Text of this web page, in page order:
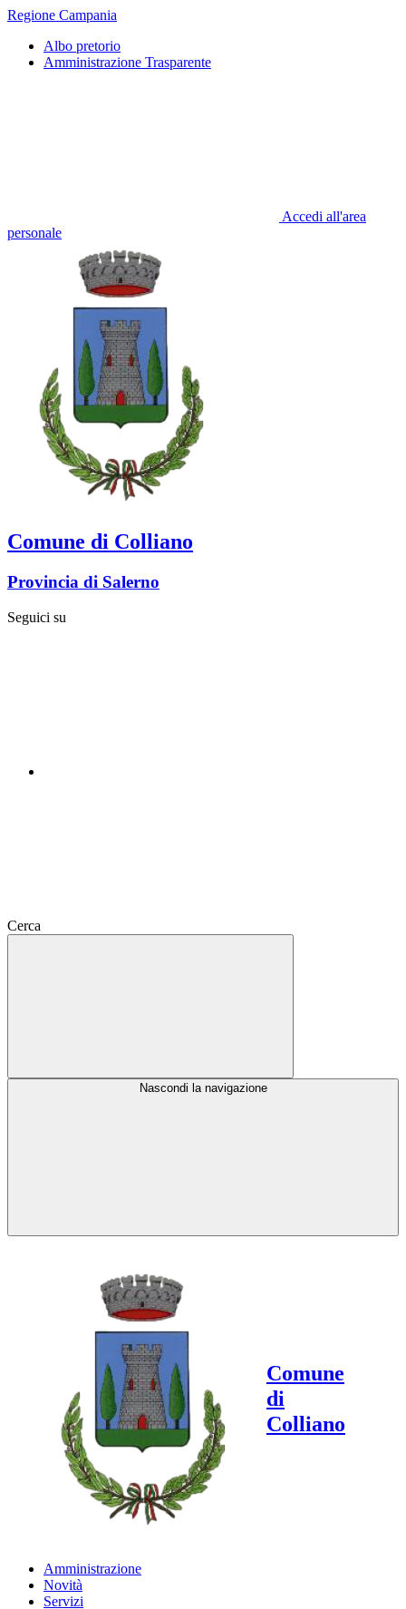
Regione Campania
Albo pretorio
Amministrazione Trasparente
Accedi all'area
personale
Comune di Colliano
Provincia di Salerno
Seguici su
Cerca
Nascondi la navigazione
Comune
di
Colliano
Amministrazione
Novità
Servizi